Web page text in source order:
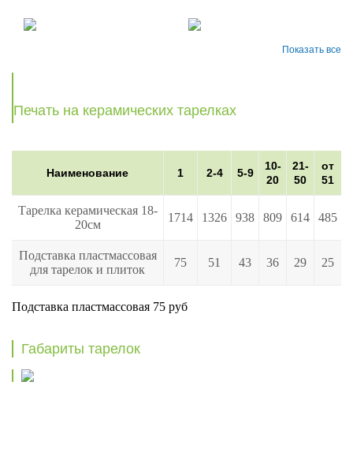
Показать все
Печать на керамических тарелках
Наименование 1 2-4 5-9
10-
20
21-
50
от
51
Тарелка керамическая 18-
20см
1714 1326 938 809 614 485
Подставка пластмассовая
для тарелок и плиток
75 51 43 36 29 25
Подставка пластмассовая 75 руб
Габариты тарелок